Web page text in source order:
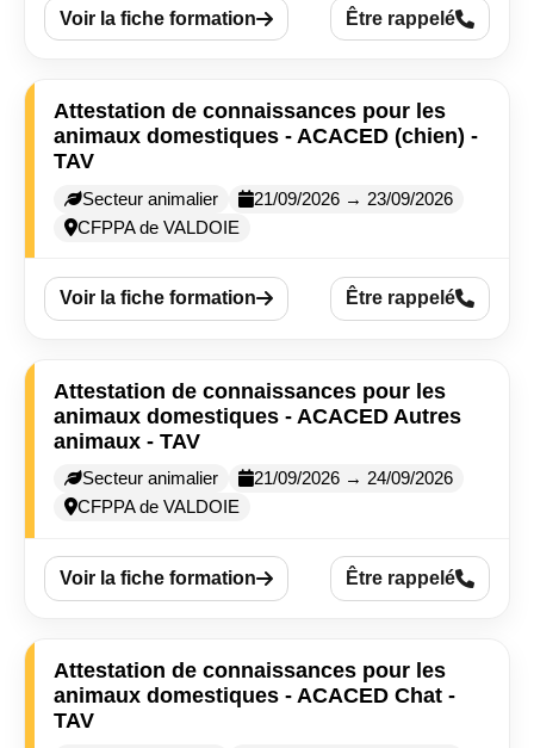
Voir la fiche formation Être rappelé
Attestation de connaissances pour les
animaux domestiques - ACACED (chien) -
TAV
Secteur animalier
21/09/2026 → 23/09/2026
CFPPA de VALDOIE
Voir la fiche formation Être rappelé
Attestation de connaissances pour les
animaux domestiques - ACACED Autres
animaux - TAV
Secteur animalier
21/09/2026 → 24/09/2026
CFPPA de VALDOIE
Voir la fiche formation Être rappelé
Attestation de connaissances pour les
animaux domestiques - ACACED Chat -
TAV